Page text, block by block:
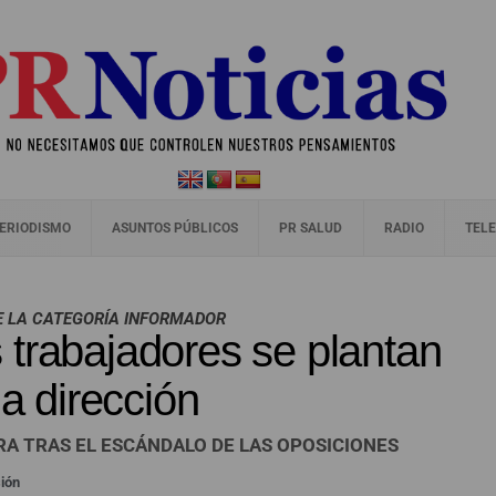
ASUNTOS PÚBLICOS PR SALUD RADIO
CATEGORÍA INFORMADOR
se plantan
dirección
TRAS EL ESCÁNDALO DE LAS OPOSICIONES